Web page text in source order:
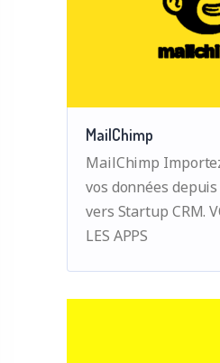
MailChimp
MailChimp
vos données
vers Startup CRM.
LES APPS